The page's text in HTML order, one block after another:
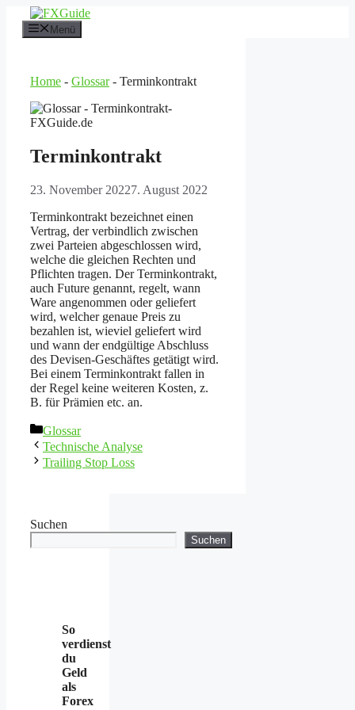
Inhalt
springen
Menü
Home - Glossar- Terminkontrakt
Terminkontrakt
23. November 20227. August 2022
Terminkontrakt bezeichnet einen
Vertrag, der verbindlich zwischen
zwei Parteien abgeschlossen wird,
welche die gleichen Rechten und
Pflichten tragen. Der Terminkontrakt,
auch Future genannt, regelt, wann
Ware angenommen oder geliefert
wird, welcher genaue Preis zu
bezahlen ist, wieviel geliefert wird
und wann der endgültige Abschluss
des Devisen-Geschäftes getätigt wird.
Bei einem Terminkontrakt fallen in
der Regel keine weiteren Kosten, z.
B. für Prämien etc. an.
Kategorien
Glossar
Technische Analyse
Trailing Stop Loss
Suchen
Suchen
So
verdienst
du
Geld
als
Forex